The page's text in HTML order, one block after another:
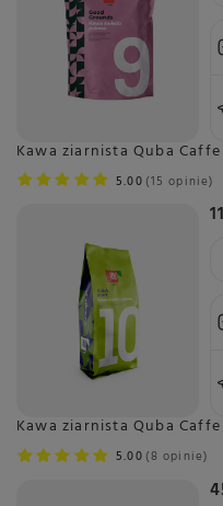
Kawa ziarnista Quba Caffe
5.00 15 opinie
Kawa ziarnista Quba Caffe
5.00 8 opinie